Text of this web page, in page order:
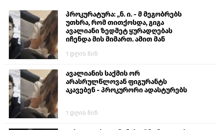
პროკურატურა: „ნ. ი. - მ მეგობრებს
უთხრა, რომ თითქოსდა, გიგა
ავალიანი ზედმეტ ყურადღებას
იჩენდა მის მიმართ. ამით მან
თავს დასხმოდა გიგა ავალიანს“
1 დღის წინ
ავალიანის საქმის ორ
არასრულწლოვან ფიგურანტს
აკავებენ - პროკურორი ადასტურებს
1 დღის წინ